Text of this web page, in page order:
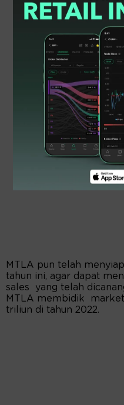
MTLA pun telah
tahun ini, agar dapat
sales yang telah
MTLA membidik
triliun di tahun 2022.